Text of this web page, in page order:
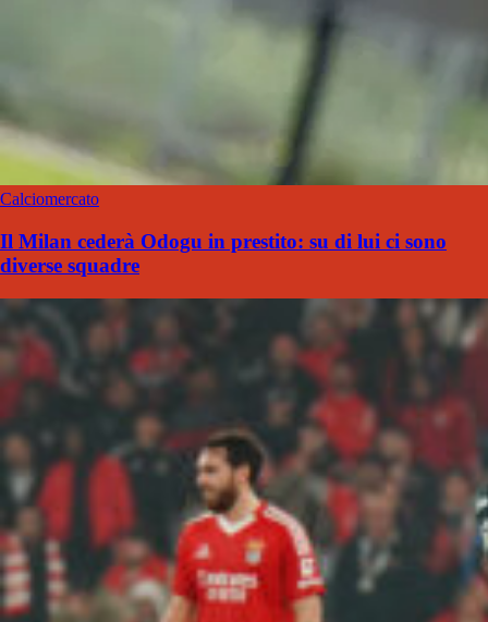
Calciomercato
Il Milan cederà Odogu in prestito: su di lui ci sono
diverse squadre